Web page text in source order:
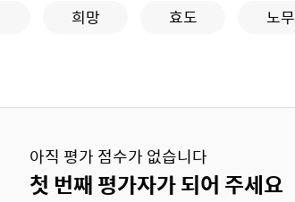
희망 효도 노무
아직 평가 점수가 없습니다
첫 번째 평가자가 되어 주세요